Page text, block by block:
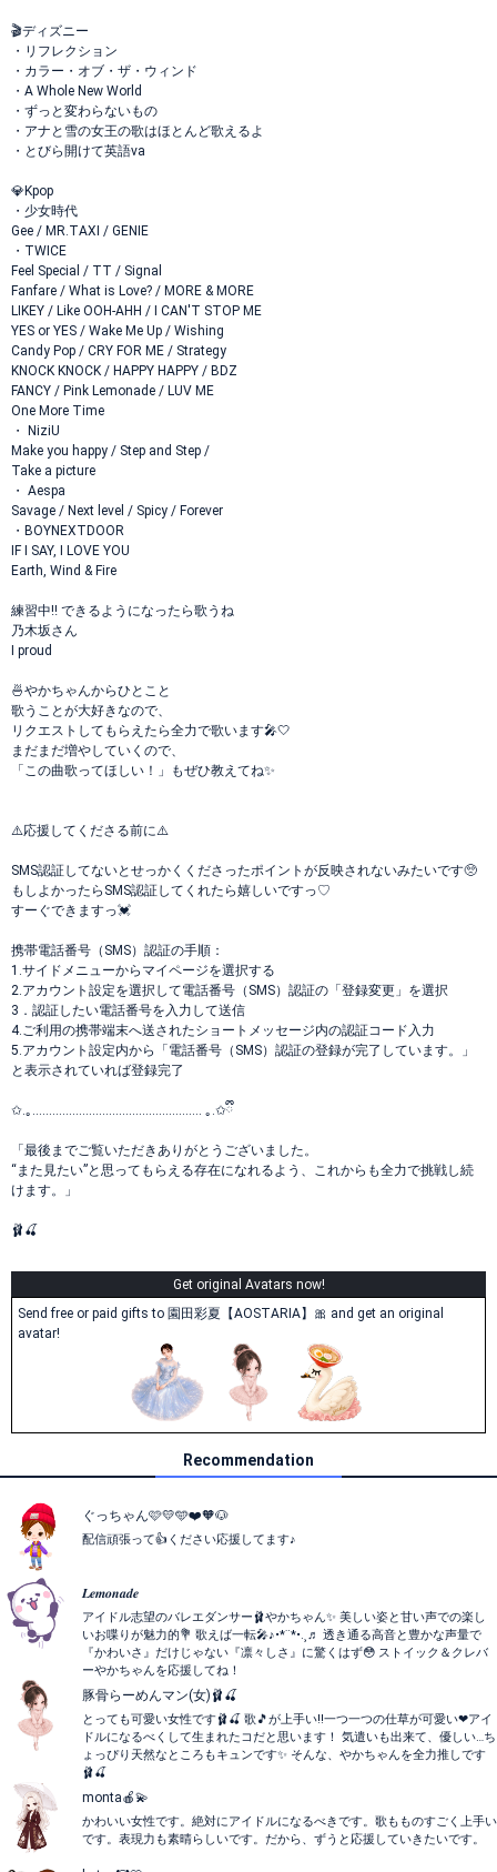
🎬ディズニー
・リフレクション
・カラー・オブ・ザ・ウィンド
・A Whole New World
・ずっと変わらないもの
・アナと雪の女王の歌はほとんど歌えるよ
・とびら開けて英語va
💎Kpop
・少女時代
Gee / MR.TAXI / GENIE
・TWICE
Feel Special / TT / Signal
Fanfare / What is Love? / MORE & MORE
LIKEY / Like OOH-AHH / I CAN'T STOP ME
YES or YES / Wake Me Up / Wishing
Candy Pop / CRY FOR ME / Strategy
KNOCK KNOCK / HAPPY HAPPY / BDZ
FANCY / Pink Lemonade / LUV ME
One More Time
・ NiziU
Make you happy / Step and Step /
Take a picture
・ Aespa
Savage / Next level / Spicy / Forever
・BOYNEXTDOOR
IF I SAY, I LOVE YOU
Earth, Wind & Fire
練習中‼️ できるようになったら歌うね
乃木坂さん
I proud
🍜やかちゃんからひとこと
歌うことが大好きなので、
リクエストしてもらえたら全力で歌います🎤🤍
まだまだ増やしていくので、
「この曲歌ってほしい！」もぜひ教えてね✨
⚠️応援してくださる前に⚠️
SMS認証してないとせっかくくださったポイントが反映されないみたいです🥺
もしよかったらSMS認証してくれたら嬉しいですっ♡
すーぐできますっ💓
携帯電話番号（SMS）認証の手順：
1.サイドメニューからマイページを選択する
2.アカウント設定を選択して電話番号（SMS）認証の「登録変更」を選択
3．認証したい電話番号を入力して送信
4.ご利用の携帯端末へ送されたショートメッセージ内の認証コード入力
5.アカウント設定内から「電話番号（SMS）認証の登録が完了しています。」
と表示されていれば登録完了
✩.｡…………………………………………… ｡.✩ྀི
「最後までご覧いただきありがとうございました。
“また見たい”と思ってもらえる存在になれるよう、これからも全力で挑戦し続
けます。」
🩰🍒
Get original Avatars now!
Send free or paid gifts to 園田彩夏【AOSTARIA】🎀 and get an original
avatar!
Recommendation
ぐっちゃん🩷💛🩵❤️🧡🐶
配信頑張って👍ください応援してます♪
𝑳𝒆𝒎𝒐𝒏𝒂𝒅𝒆
アイドル志望のバレエダンサー🩰やかちゃん✨ 美しい姿と甘い声での楽し
いお喋りが魅力的💐 歌えば一転🎤♪•*¨*•.¸♬︎ 透き通る高音と豊かな声量で
『かわいさ』だけじゃない『凛々しさ』に驚くはず😳 ストイック＆クレバ
ーやかちゃんを応援してね！
豚骨らーめんマン(女)🩰🍒
とっても可愛い女性です🩰🍒 歌🎵が上手い!!一つ一つの仕草が可愛い❤アイ
ドルになるべくして生まれたコだと思います！ 気遣いも出来て、優しい…ち
ょっぴり天然なところもキュンです✨ そんな、やかちゃんを全力推しです
🩰🍒
monta🍎💫
かわいい女性です。絶対にアイドルになるべきです。歌もものすごく上手い
です。表現力も素晴らしいです。だから、ずうと応援していきたいです。